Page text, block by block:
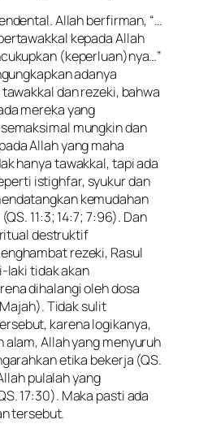
Allah berfirman, “…
kepada Allah
(keperluan)nya…”
adanya
dan rezeki, bahwa
mereka yang
mungkin dan
Allah yang maha
hanya tawakkal, tapi ada
istighfar, syukur dan
kemudahan
11:3; 14:7; 7:96). Dan
destruktif
rezeki, Rasul
laki tidak akan
dihalangi oleh dosa
Tidak sulit
karena logikanya,
Allah yang menyuruh
etika bekerja (QS.
pulalah yang
17:30). Maka pasti ada
tersebut.